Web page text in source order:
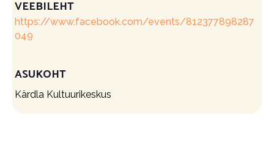
VEEBILEHT
https://www.facebook.com/events/812377898287
049
ASUKOHT
Kärdla Kultuurikeskus